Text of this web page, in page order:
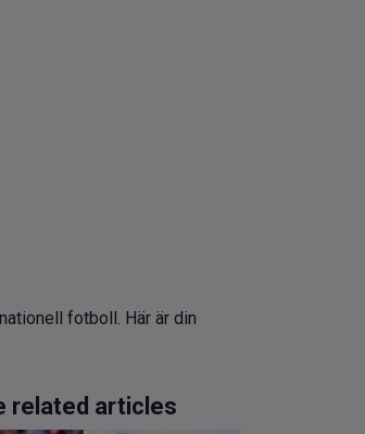
fotboll. Här är din
related articles